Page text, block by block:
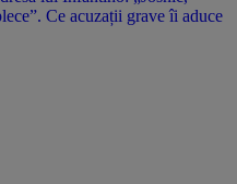
Ce acuzații grave îi aduce